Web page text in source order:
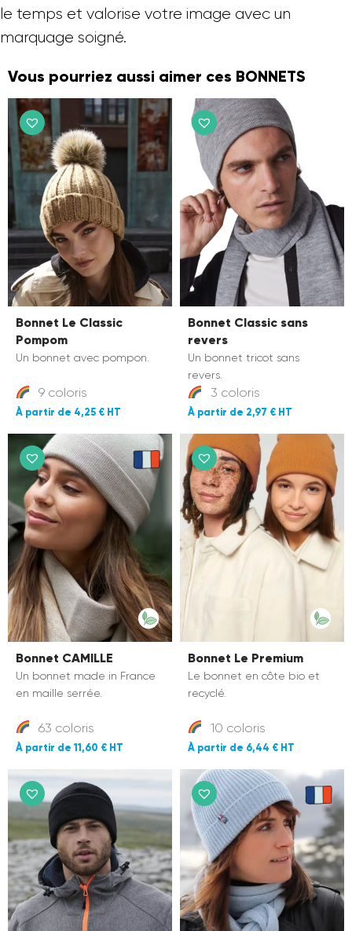
le temps et valorise votre image avec un
marquage soigné.
Vous pourriez aussi aimer ces BONNETS
Bonnet Le Classic
Pompom
Un bonnet avec pompon.
9 coloris
4,25 €
Bonnet Classic sans
revers
Un bonnet tricot sans
revers.
3 coloris
2,97 €
Bonnet CAMILLE
Un bonnet made in France
en maille serrée.
63 coloris
11,60 €
Bonnet Le Premium
Le bonnet en côte bio et
recyclé.
10 coloris
6,44 €